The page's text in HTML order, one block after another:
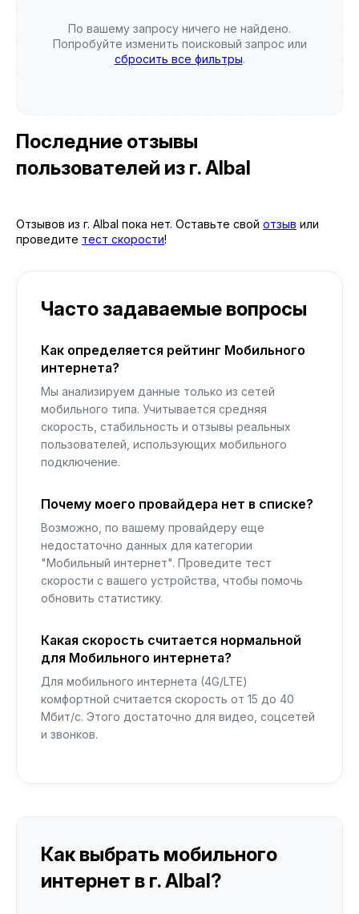
По вашему запросу ничего не найдено.
Попробуйте изменить поисковый запрос или
сбросить все фильтры.
Последние отзывы
пользователей из г. Albal
Отзывов из г. Albal пока нет. Оставьте свой отзыв или
проведите тест скорости!
Часто задаваемые вопросы
Как определяется рейтинг Мобильного
интернета?
Мы анализируем данные только из сетей
мобильного типа. Учитывается средняя
скорость, стабильность и отзывы реальных
пользователей, использующих мобильного
подключение.
Почему моего провайдера нет в списке?
Возможно, по вашему провайдеру еще
недостаточно данных для категории
"Мобильный интернет". Проведите тест
скорости с вашего устройства, чтобы помочь
обновить статистику.
Какая скорость считается нормальной
для Мобильного интернета?
Для мобильного интернета (4G/LTE)
комфортной считается скорость от 15 до 40
Мбит/с. Этого достаточно для видео, соцсетей
и звонков.
Как выбрать мобильного
интернет в г. Albal?